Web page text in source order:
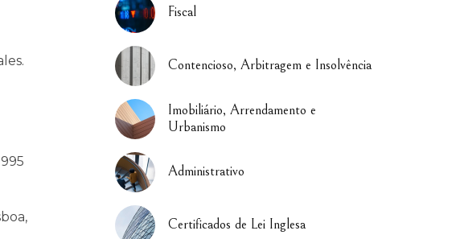
Fiscal
Contencioso, Arbitragem e Insolvência
Imobiliário, Arrendamento e
Urbanismo
Administrativo
Certificados de Lei Inglesa